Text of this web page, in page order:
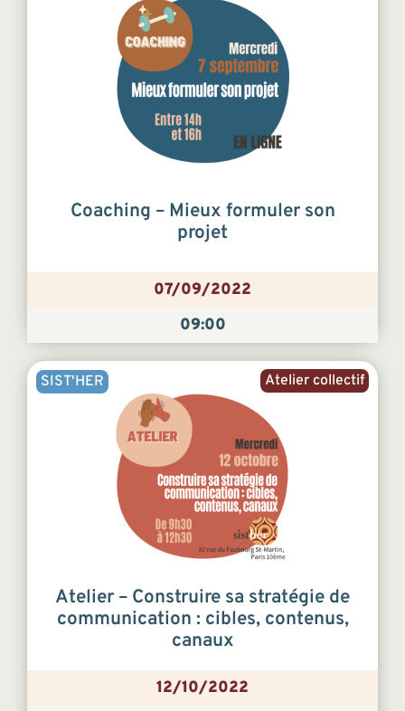
Coaching – Mieux formuler son
projet
07/09/2022
09:00
Atelier collectif
SIST'HER
Atelier – Construire sa stratégie de
communication : cibles, contenus,
canaux
12/10/2022